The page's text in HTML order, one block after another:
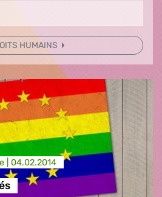
HUMAINS
| 04.02.2014